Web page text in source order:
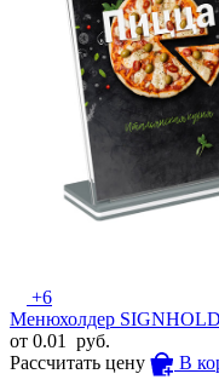
+6
Менюхолдер
от 0.01
руб.
Рассчитать цену
В